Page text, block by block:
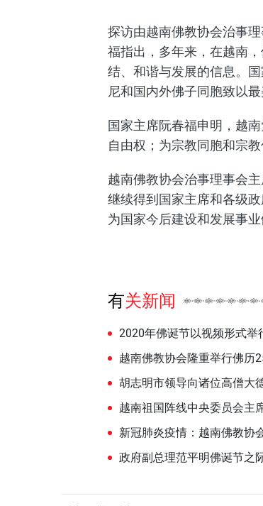
探访由越南佛教协会治事
福指出，多年来，在越南
结、和谐与发展的信息。
尼和国内外佛子同胞致以
国家主席阮春福申明，越
自由权；为宗教同胞和宗
越南佛教协会治事理事会
继续得到国家主席和各级
为国家今后建设和发展事
有关新闻
2020年佛诞节以视频形式举
越南佛教协会隆重举行佛历
胡志明市领导向诸位高僧大
越南祖国阵线中央委员会主
新冠肺炎疫情：越南佛教协
政府副总理范平明佛诞节之